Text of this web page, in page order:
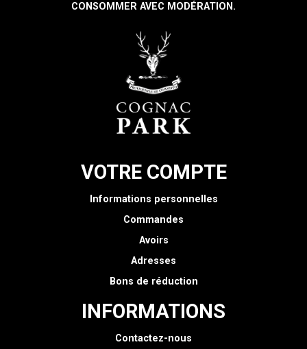
CONSOMMER AVEC MODÉRATION.
VOTRE COMPTE
Informations personnelles
Commandes
Avoirs
Adresses
Bons de réduction
INFORMATIONS
Contactez-nous